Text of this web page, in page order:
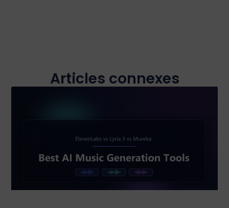
Articles connexes